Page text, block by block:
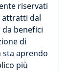
riservati
attratti dal
benefici
di
aprendo
più